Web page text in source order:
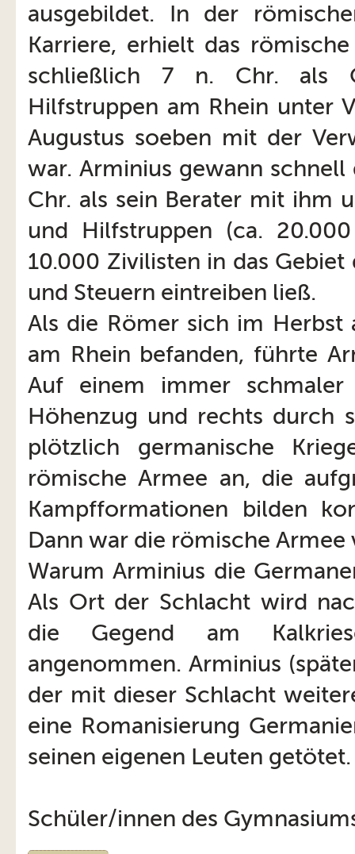
ausgebildet. In der
Karriere, erhielt das
schließlich 7 n. Chr. als
Hilfstruppen am Rhein unter
Augustus soeben mit der
war. Arminius gewann schnell
Chr. als sein Berater mit ihm
und Hilfstruppen (ca.
10.000 Zivilisten in das
und Steuern eintreiben ließ.
Als die Römer sich im
am Rhein befanden, führte
Auf einem immer
Höhenzug und rechts durch
plötzlich germanische
römische Armee an, die
Kampfformationen bilden
Dann war die römische
Warum Arminius die
Als Ort der Schlacht wird
die Gegend am
angenommen. Arminius
der mit dieser Schlacht
eine Romanisierung
seinen eigenen Leuten getötet.
Schüler/innen des